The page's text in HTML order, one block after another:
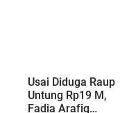
Usai Diduga Raup
Untung Rp19 M,
Fadia Arafiq